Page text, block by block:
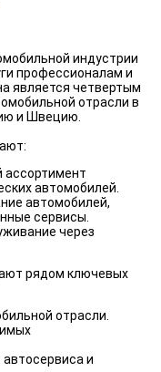
индустрии
профессионалам и
является четвертым
отрасли в
и Швецию.
ассортимент
автомобилей.
автомобилей,
сервисы.
через
рядом ключевых
отрасли.
и